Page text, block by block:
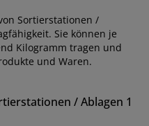
Sortierstationen /
Sie können je
Kilogramm tragen und
und Waren.
/ Ablagen 1